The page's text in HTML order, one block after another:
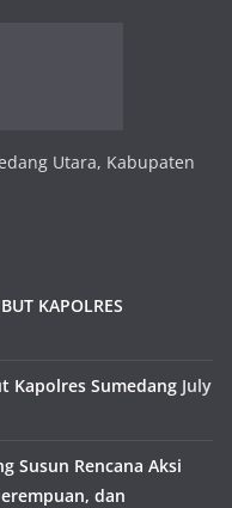
Utara, Kabupaten
KAPOLRES
Kapolres Sumedang July
Susun Rencana Aksi
dan